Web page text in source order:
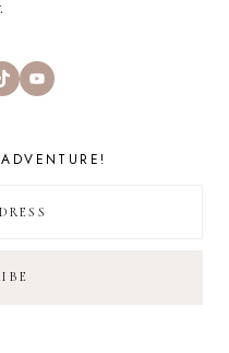
YouTube